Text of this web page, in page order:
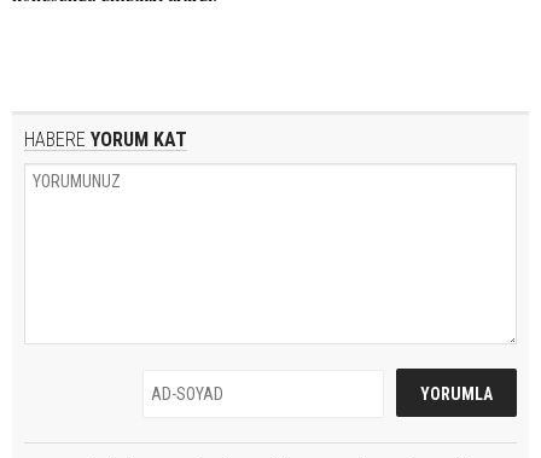
HABERE YORUM KAT